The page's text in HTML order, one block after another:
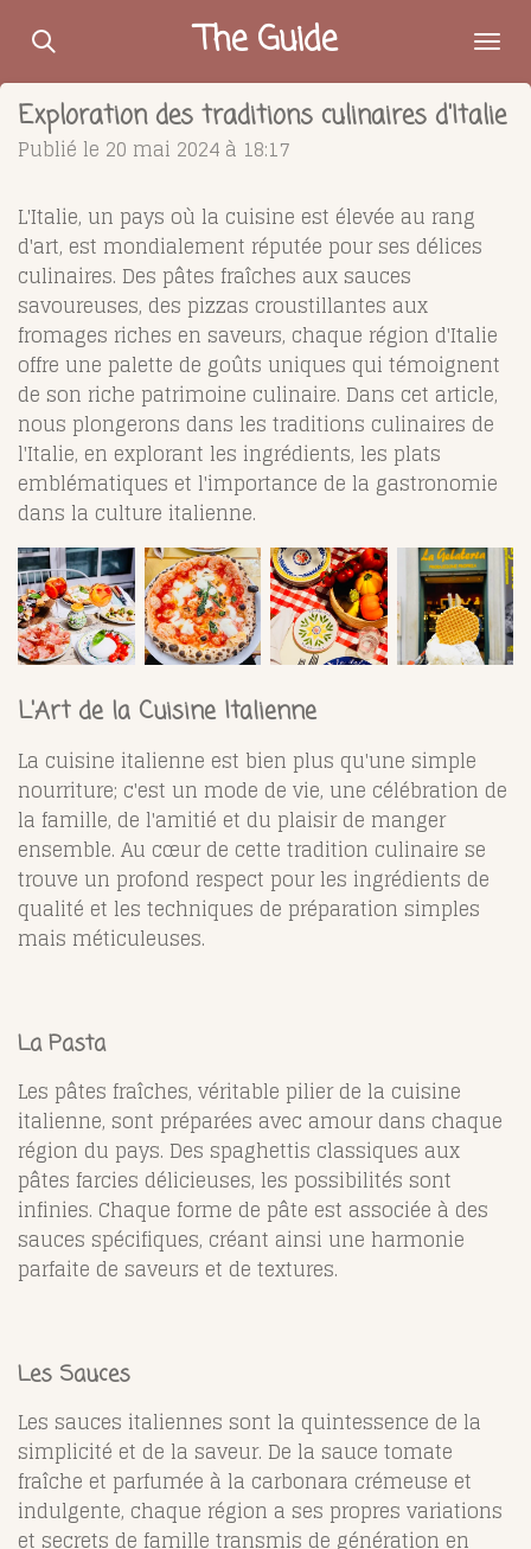
Passer
contenu
principal
The Guide
Exploration des traditions culinaires d'Italie
Publié le 20 mai 2024 à 18:17
L'Italie, un pays où la cuisine est élevée au rang
d'art, est mondialement réputée pour ses délices
culinaires. Des pâtes fraîches aux sauces
savoureuses, des pizzas croustillantes aux
fromages riches en saveurs, chaque région d'Italie
offre une palette de goûts uniques qui témoignent
de son riche patrimoine culinaire. Dans cet article,
nous plongerons dans les traditions culinaires de
l'Italie, en explorant les ingrédients, les plats
emblématiques et l'importance de la gastronomie
dans la culture italienne.
L'Art de la Cuisine Italienne
La cuisine italienne est bien plus qu'une simple
nourriture; c'est un mode de vie, une célébration de
la famille, de l'amitié et du plaisir de manger
ensemble. Au cœur de cette tradition culinaire se
trouve un profond respect pour les ingrédients de
qualité et les techniques de préparation simples
mais méticuleuses.
La Pasta
Les pâtes fraîches, véritable pilier de la cuisine
italienne, sont préparées avec amour dans chaque
région du pays. Des spaghettis classiques aux
pâtes farcies délicieuses, les possibilités sont
infinies. Chaque forme de pâte est associée à des
sauces spécifiques, créant ainsi une harmonie
parfaite de saveurs et de textures.
Les Sauces
Les sauces italiennes sont la quintessence de la
simplicité et de la saveur. De la sauce tomate
fraîche et parfumée à la carbonara crémeuse et
indulgente, chaque région a ses propres variations
et secrets de famille transmis de génération en